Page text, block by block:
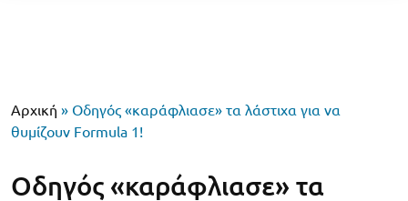
Αρχική » Οδηγός «καράφλιασε» τα λάστιχα για να
θυμίζουν Formula 1!
Οδηγός «καράφλιασε» τα